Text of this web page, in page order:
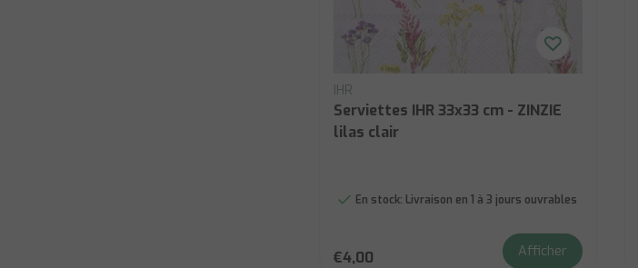
IHR
Serviettes IHR 33x33 cm - ZINZIE
lilas clair
En stock: Livraison en 1 à 3 jours ouvrables
€4,00 Afficher